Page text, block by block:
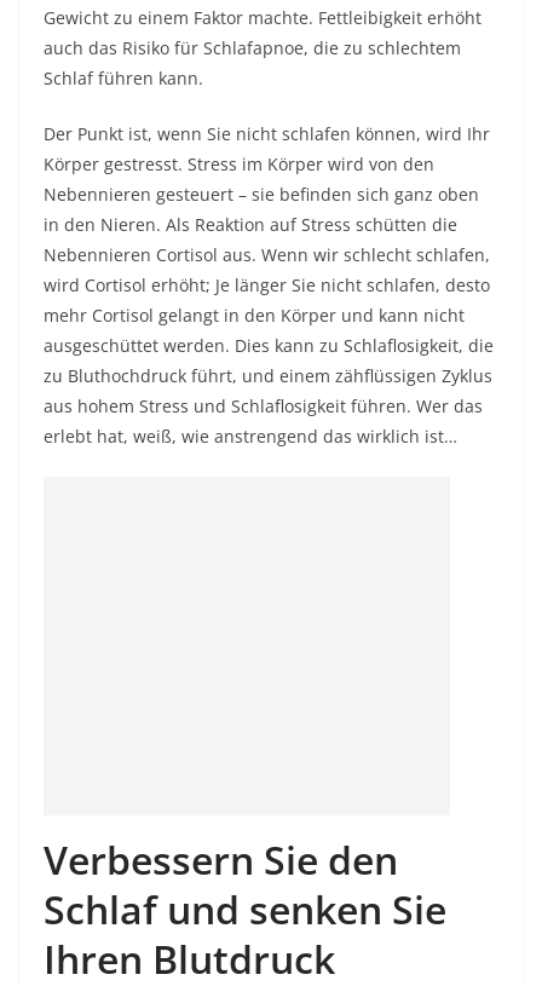
Gewicht zu einem Faktor machte. Fettleibigkeit erhöht
auch das Risiko für Schlafapnoe, die zu schlechtem
Schlaf führen kann.
Der Punkt ist, wenn Sie nicht schlafen können, wird Ihr
Körper gestresst. Stress im Körper wird von den
Nebennieren gesteuert – sie befinden sich ganz oben
in den Nieren. Als Reaktion auf Stress schütten die
Nebennieren Cortisol aus. Wenn wir schlecht schlafen,
wird Cortisol erhöht; Je länger Sie nicht schlafen, desto
mehr Cortisol gelangt in den Körper und kann nicht
ausgeschüttet werden. Dies kann zu Schlaflosigkeit, die
zu Bluthochdruck führt, und einem zähflüssigen Zyklus
aus hohem Stress und Schlaflosigkeit führen. Wer das
erlebt hat, weiß, wie anstrengend das wirklich ist…
Verbessern Sie den
Schlaf und senken Sie
Ihren Blutdruck